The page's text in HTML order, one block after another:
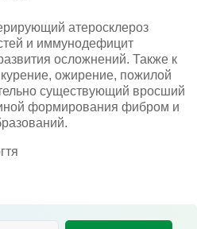
атеросклероз
и иммунодефицит
осложнений. Также к
ожирение, пожилой
существующий вросший
формирования фибром и